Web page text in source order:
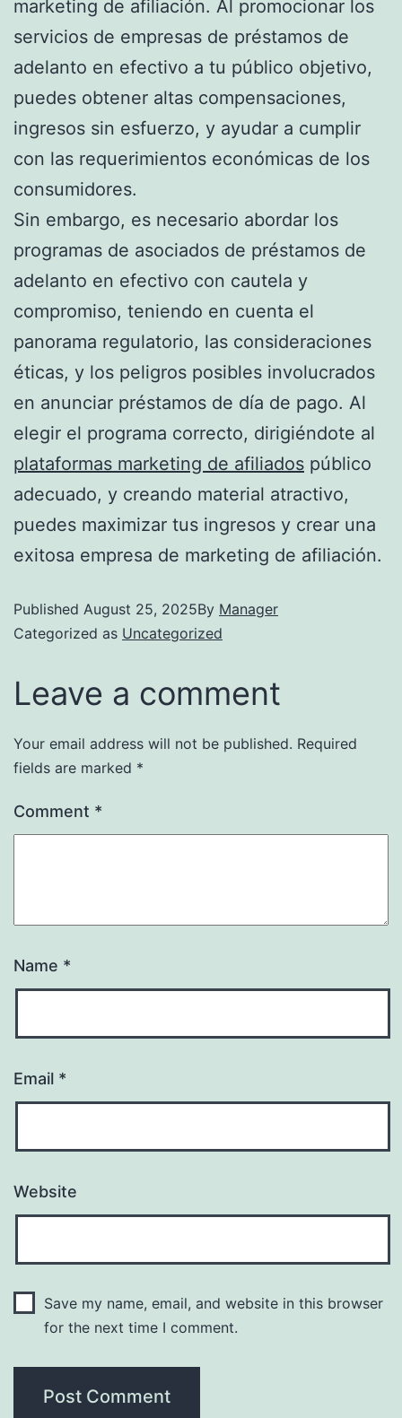
marketing de afiliación. Al promocionar los
servicios de empresas de préstamos de
adelanto en efectivo a tu público objetivo,
puedes obtener altas compensaciones,
ingresos sin esfuerzo, y ayudar a cumplir
con las requerimientos económicas de los
consumidores.
Sin embargo, es necesario abordar los
programas de asociados de préstamos de
adelanto en efectivo con cautela y
compromiso, teniendo en cuenta el
panorama regulatorio, las consideraciones
éticas, y los peligros posibles involucrados
en anunciar préstamos de día de pago. Al
elegir el programa correcto, dirigiéndote al
plataformas marketing de afiliados público
adecuado, y creando material atractivo,
puedes maximizar tus ingresos y crear una
exitosa empresa de marketing de afiliación.
Published August 25, 2025By Manager
Categorized as Uncategorized
Leave a comment
Your email address will not be published. Required
fields are marked *
Comment *
Name *
Email *
Website
Save my name, email, and website in this browser
for the next time I comment.